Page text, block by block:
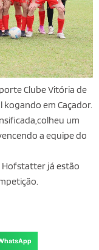
Clube Vitória de
em Caçador.
um
a equipe do
Hofstatter já estão